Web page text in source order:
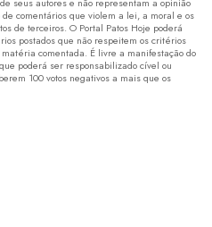
seus autores e não representam a opinião
comentários que violem a lei, a moral e os
de terceiros. O Portal Patos Hoje poderá
postados que não respeitem os critérios
comentada. É livre a manifestação do
poderá ser responsabilizado cível ou
100 votos negativos a mais que os